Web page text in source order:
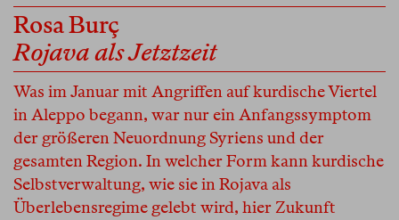
Rosa Burç
Rojava als Jetztzeit
Was im Januar mit Angriffen auf kurdische Viertel
in Aleppo begann, war nur ein Anfangssymptom
der größeren Neuordnung Syriens und der
gesamten Region. In welcher Form kann kurdische
Selbstverwaltung, wie sie in Rojava als
Überlebensregime gelebt wird, hier Zukunft